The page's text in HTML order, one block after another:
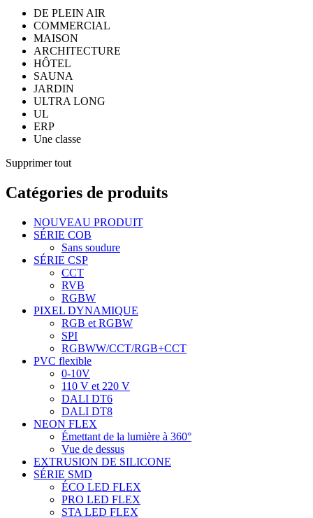
DE PLEIN AIR
COMMERCIAL
MAISON
ARCHITECTURE
HÔTEL
SAUNA
JARDIN
ULTRA LONG
UL
ERP
Une classe
Supprimer tout
Catégories de produits
NOUVEAU PRODUIT
SÉRIE COB
Sans soudure
SÉRIE CSP
CCT
RVB
RGBW
PIXEL DYNAMIQUE
RGB et RGBW
SPI
RGBWW/CCT/RGB+CCT
PVC flexible
0-10V
110 V et 220 V
DALI DT6
DALI DT8
NEON FLEX
Émettant de la lumière à 360°
Vue de dessus
EXTRUSION DE SILICONE
SÉRIE SMD
ÉCO LED FLEX
PRO LED FLEX
STA LED FLEX